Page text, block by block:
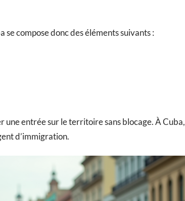
compose donc des éléments suivants :
une entrée sur le territoire sans blocage. À Cuba,
d’immigration.